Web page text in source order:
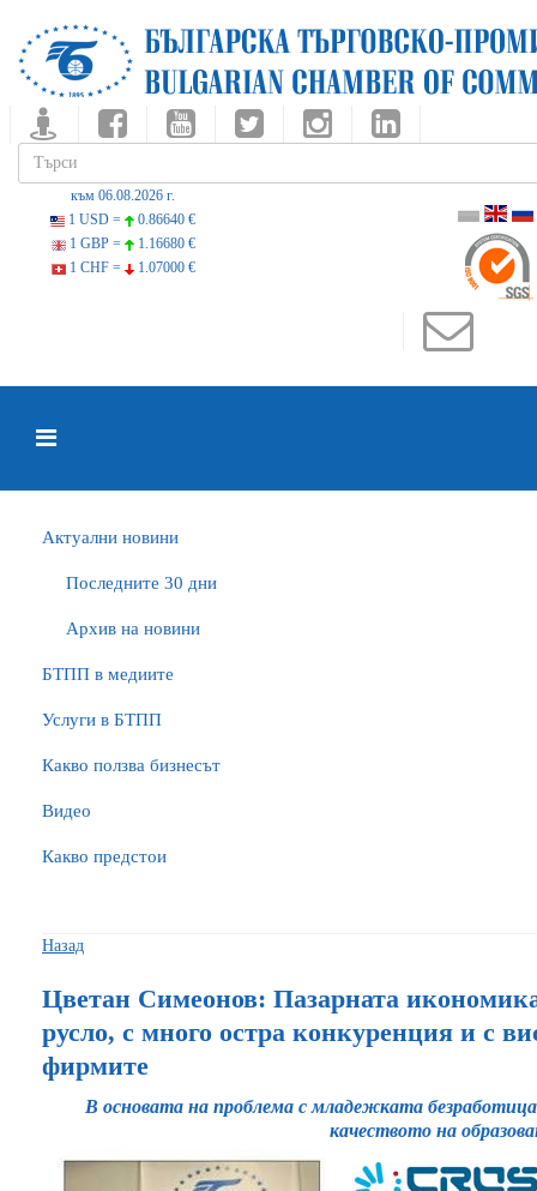
към 06.08.2026 г.
1 USD =
0.86640 €
1 GBP =
1.16680 €
1 CHF =
1.07000 €
Актуални новини
Последните 30 дни
Архив на новини
БTПП в медиите
Услуги в БТПП
Какво ползва бизнесът
Видео
Какво предстои
Назад
Цветан Симеонов: Пазарната
русло, с много остра конкуренция и с
фирмите
В основата на проблема с младежката
качеството на